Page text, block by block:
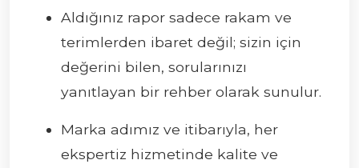
Aldığınız rapor sadece rakam ve
terimlerden ibaret değil; sizin için
değerini bilen, sorularınızı
yanıtlayan bir rehber olarak sunulur.
Marka adımız ve itibarıyla, her
ekspertiz hizmetinde kalite ve